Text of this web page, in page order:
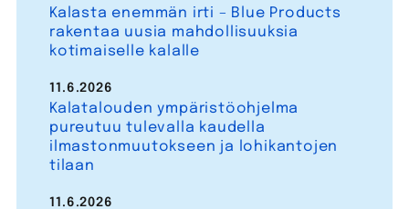
Kalasta enemmän irti – Blue Products
rakentaa uusia mahdollisuuksia
kotimaiselle kalalle
Kalatalouden ympäristöohjelma
pureutuu tulevalla kaudella
ilmastonmuutokseen ja lohikantojen
tilaan
11.6.2026
11.6.2026